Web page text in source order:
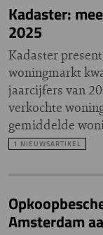
Kadaster:
2025
Kadaster
woningmarkt
jaarcijfers van
verkochte
gemiddelde
1 NIEUWSARTIKEL
Amsterdam